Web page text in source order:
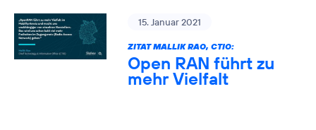
15. Januar 2021
ZITAT MALLIK RAO, CTIO:
Open RAN führt zu
mehr Vielfalt